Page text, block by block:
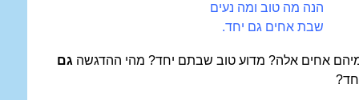
הנה מה טוב ומה נעים
שבת אחים גם יחד.
אחים אלה? מדוע טוב שבתם יחד? מהי ההדגשה גם